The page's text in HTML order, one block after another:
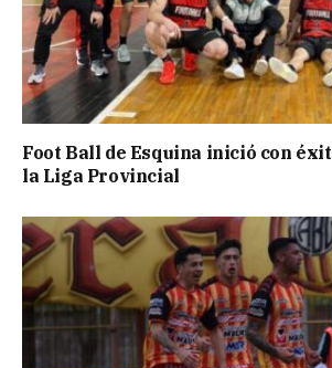
Foot Ball de Esquina inició con
la Liga Provincial